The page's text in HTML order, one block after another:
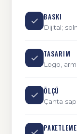
BASKI
Dijital;
TASARIM
Logo,
ÖLÇÜ
Çanta
PAKETLEME